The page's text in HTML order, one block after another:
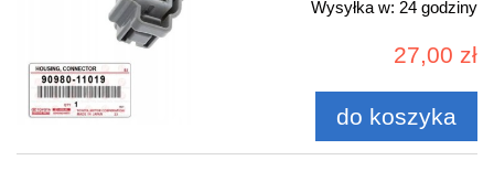
Wysyłka w: 24 godziny
27,00 zł
do koszyka